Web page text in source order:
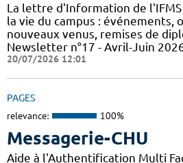
La lettre d'Information de
la vie du campus : événements,
nouveaux venus, remises de
Newsletter n°17 - Avril-Juin
20/07/2026 12:01
PAGES
relevance: 100%
Messagerie-CHU
Aide à l'Authentification Multi